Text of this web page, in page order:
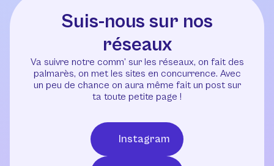
Suis-nous sur nos
réseaux
Va suivre notre comm’ sur les réseaux, on fait des
palmarès, on met les sites en concurrence. Avec
un peu de chance on aura même fait un post sur
ta toute petite page !
Instagram